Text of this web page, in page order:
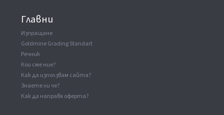
Главни
Изпращане
Goldmine Grading Standart
Речник
Кои сме ние?
Как да използвам сайта?
Знаете ли че?
Как да направя оферта?